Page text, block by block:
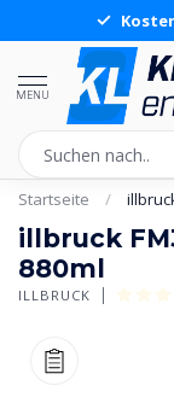
MENU
Startseite /
illbruck
880ml
ILLBRUCK